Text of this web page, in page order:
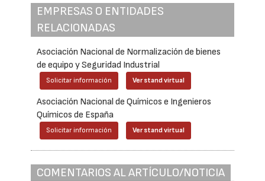
EMPRESAS O ENTIDADES
RELACIONADAS
Asociación Nacional de Normalización de bienes
de equipo y Seguridad Industrial
Solicitar información Ver stand virtual
Asociación Nacional de Químicos e Ingenieros
Químicos de España
Solicitar información Ver stand virtual
COMENTARIOS AL ARTÍCULO/NOTICIA